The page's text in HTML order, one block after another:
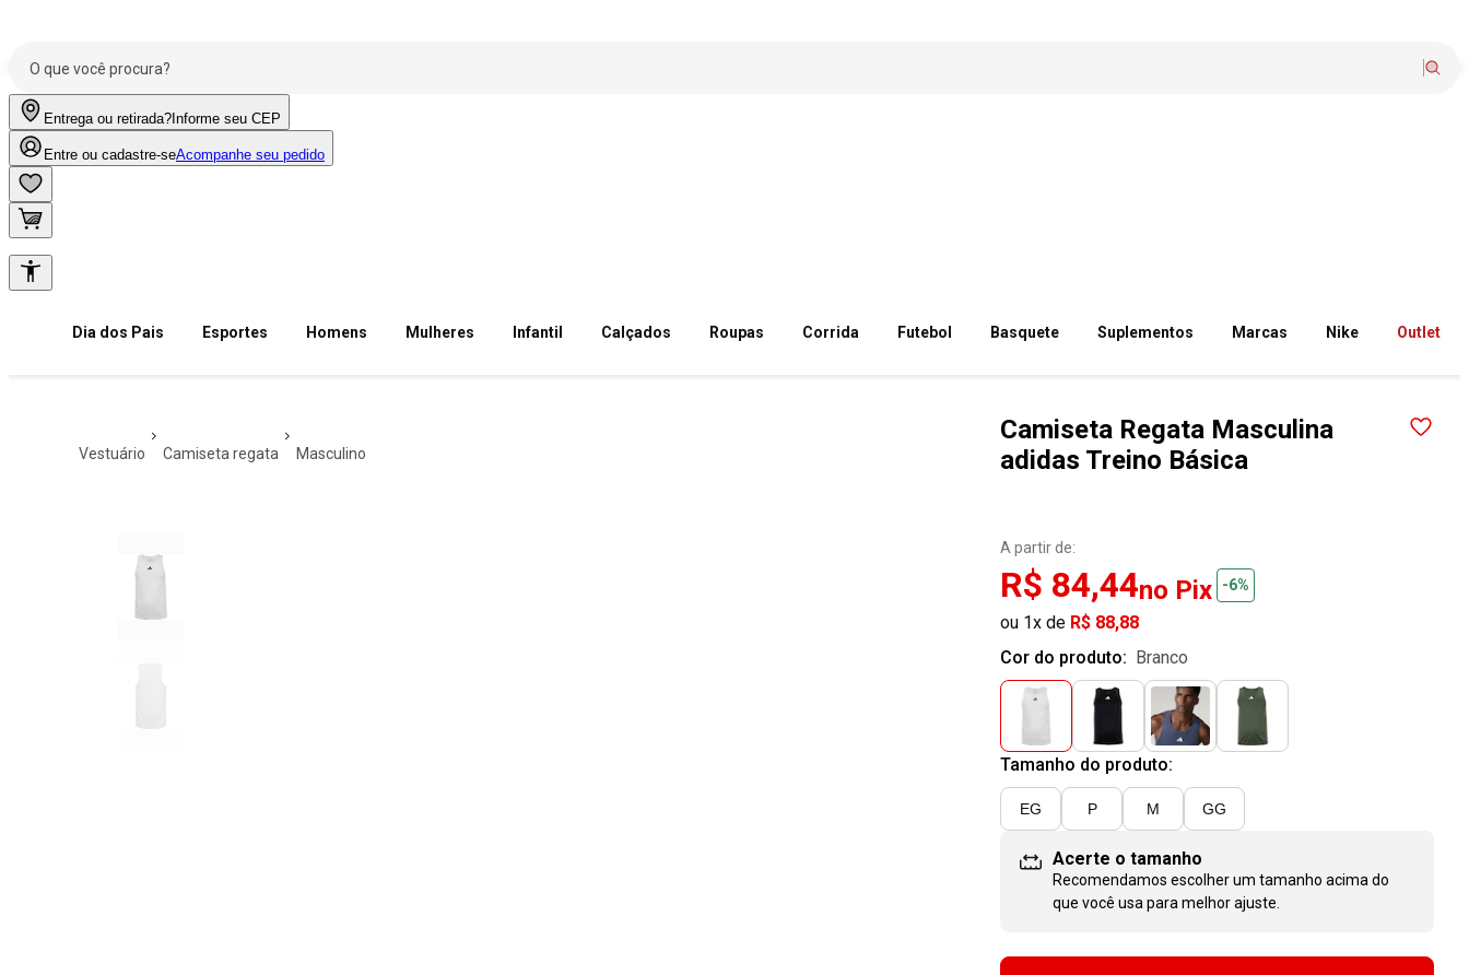
Entrega ou retirada? Informe seu CEP
Entre ou cadastre-seAcompanhe seu pedido
Dia dos Pais Esportes Homens Mulheres Infantil Calçados Roupas Corrida Futebol Basquete Suplementos Marcas Nike Outlet
vestuário camiseta regata masculino
Camiseta Regata Masculina
adidas Treino Básica
A partir de:
R$ 84,44no Pix -6%
ou 1x de R$ 88,88
Cor do produto:
branco
Tamanho do produto:
EG P M GG
Acerte o tamanho
Recomendamos escolher um tamanhoacima do
que você usa para melhor ajuste.